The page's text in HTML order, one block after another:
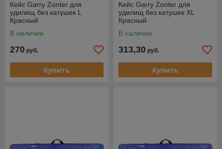
Кейс Garry Zonter для
удилищ без катушек L
Красный
В наличии
270 руб.
Купить
Кейс Garry Zonter для
удилищ без катушек XL
Красный
В наличии
313,30 руб.
Купить